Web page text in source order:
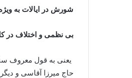
شورش در ایالات به
بی نظمی و اختلاف در
یعنی به قول معروف
حاج میرزا آقاسی و